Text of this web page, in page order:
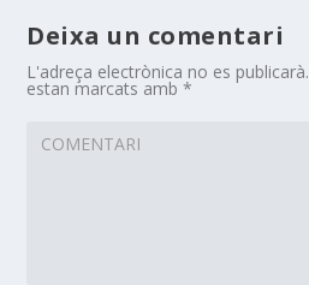
Deixa un comentari
L'adreça electrònica no es publicarà.
estan marcats amb*